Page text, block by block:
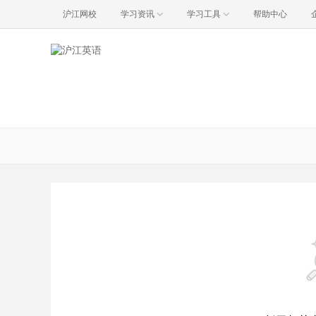
沪江网校 学习资讯 学习工具 帮助中心